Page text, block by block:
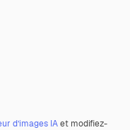
d’images IAet modifiez-